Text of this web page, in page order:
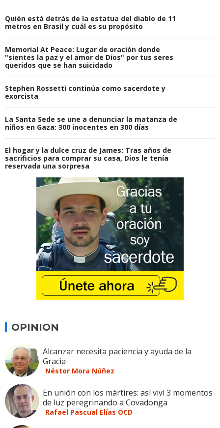
Quién está detrás de la estatua del diablo de 11
metros en Brasil y cuál es su propósito
Memorial At Peace: Lugar de oración donde
"sientes la paz y el amor de Dios" por tus seres
queridos que se han suicidado
Stephen Rossetti continúa como sacerdote y
exorcista
La Santa Sede se une a denunciar la matanza de
niños en Gaza: 300 inocentes en 300 días
El hogar y la dulce cruz de James: Tras años de
sacrificios para comprar su casa, Dios le tenía
reservada una sorpresa
OPINION
Alcanzar necesita paciencia y ayuda de la
Gracia
Néstor Mora Núñez
En unión con los mártires: así viví 3 momentos
de luz peregrinando a Covadonga
Rafael Pascual Elías OCD